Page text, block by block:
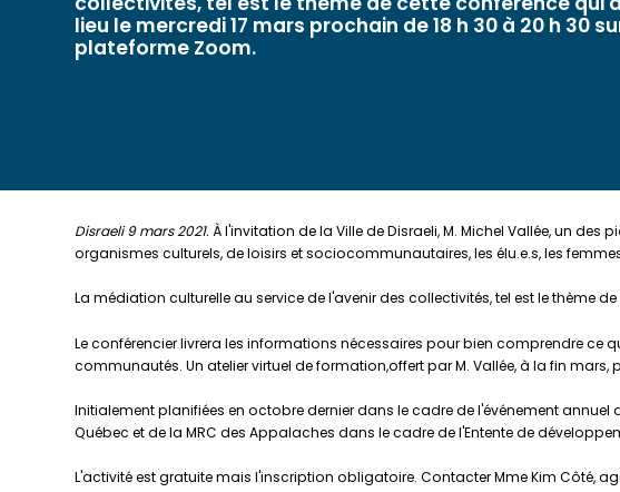
lieu le mercredi 17 mars prochain de 18 h 30 à 20 h 30
plateforme Zoom.
Disraeli 9 mars 2021. À l'invitation de la Ville de Disraeli, M. Michel Vallée, un
organismes culturels, de loisirs et sociocommunautaires, les élu.e.s, les
La médiation culturelle au service de l'avenir des collectivités, tel est le thème
Le conférencier livrera les informations nécessaires pour bien comprendre
communautés. Un atelier virtuel de formation,offert par M. Vallée, à la fin
Initialement planifiées en octobre dernier dans le cadre de l'événement
Québec et de la MRC des Appalaches dans le cadre de l'Entente de
L'activité est gratuite mais l'inscription obligatoire. Contacter Mme Kim Côté,